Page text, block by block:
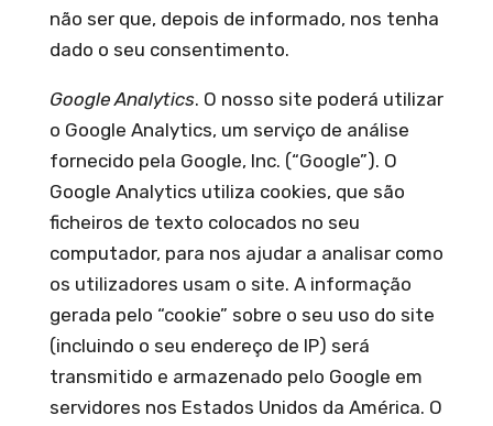
não ser que, depois de informado, nos tenha
dado o seu consentimento.
Google Analytics. O nosso site poderá utilizar
o Google Analytics, um serviço de análise
fornecido pela Google, Inc. (“Google”). O
Google Analytics utiliza cookies, que são
ficheiros de texto colocados no seu
computador, para nos ajudar a analisar como
os utilizadores usam o site. A informação
gerada pelo “cookie” sobre o seu uso do site
(incluindo o seu endereço de IP) será
transmitido e armazenado pelo Google em
servidores nos Estados Unidos da América. O